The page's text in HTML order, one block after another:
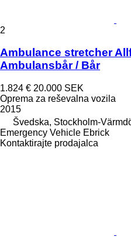
2
Ambulance stretcher
Ambulansbår / Bår
1.824 € 20.000 SEK
Oprema za reševalna vozila
2015
Švedska, Stockholm-
Emergency Vehicle Ebrick
Kontaktirajte prodajalca